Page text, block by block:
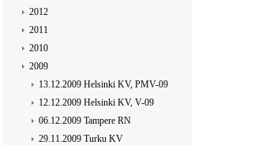
2012
2011
2010
2009
13.12.2009 Helsinki KV, PMV-09
12.12.2009 Helsinki KV, V-09
06.12.2009 Tampere RN
29.11.2009 Turku KV